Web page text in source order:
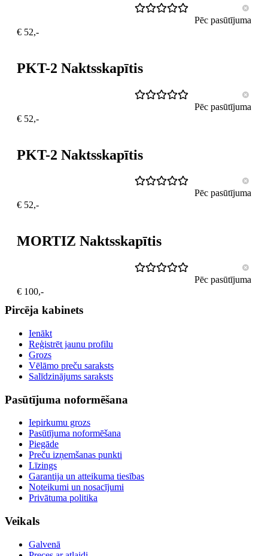
Pēc pasūtījuma
€ 52,-
PKT-2 Naktsskapītis
Pēc pasūtījuma
€ 52,-
PKT-2 Naktsskapītis
Pēc pasūtījuma
€ 52,-
MORTIZ Naktsskapītis
Pēc pasūtījuma
€ 100,-
Pircēja kabinets
Ienākt
Reģistrēt jaunu profilu
Grozs
Vēlāmo preču saraksts
Salīdzinājums saraksts
Pasūtījuma noformēšana
Iepirkumu grozs
Pasūtījuma noformēšana
Piegāde
Preču izņemšanas punkti
Līzings
Garantija un atteikuma tiesības
Noteikumi un nosacījumi
Privātuma politika
Veikals
Galvenā